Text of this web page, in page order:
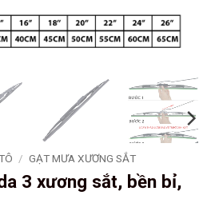
/ GẠT MƯA XƯƠNG SẮT
3 xương sắt, bền bỉ,